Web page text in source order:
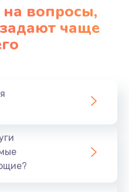
чистка
вопросы,
чаще